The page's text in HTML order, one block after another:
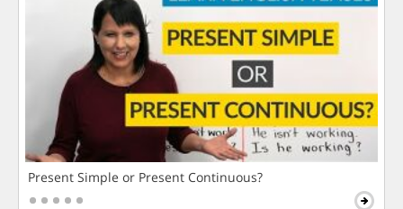
Present Simple or Present Continuous?